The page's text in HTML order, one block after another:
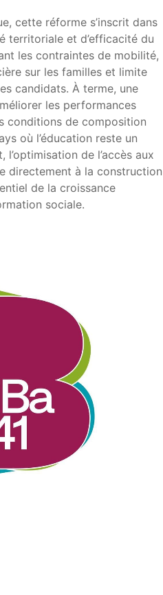
cette réforme s’inscrit dans
territoriale et d’efficacité du
les contraintes de mobilité,
sur les familles et limite
candidats. À terme, une
les performances
conditions de composition
où l’éducation reste un
de l’accès aux
directement à la construction
de la croissance
sociale.